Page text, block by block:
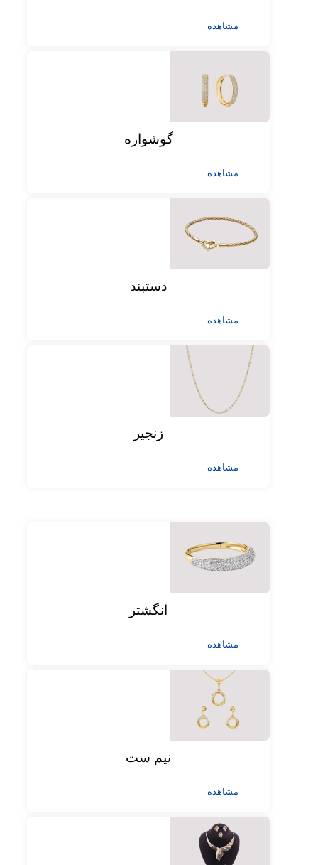
مشاهده
گوشواره
مشاهده
دستبند
مشاهده
زنجیر
مشاهده
انگشتر
مشاهده
نیم ست
مشاهده